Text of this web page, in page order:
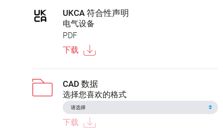
UKCA 符合性声明
电气设备
PDF
下载
CAD 数据
选择您喜欢的格式
下载